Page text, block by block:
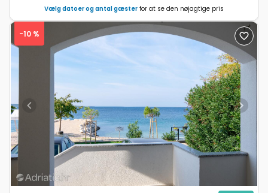
Vælg datoer og antal gæster for at se den nøjagtige pris
Previous Next
-10 %